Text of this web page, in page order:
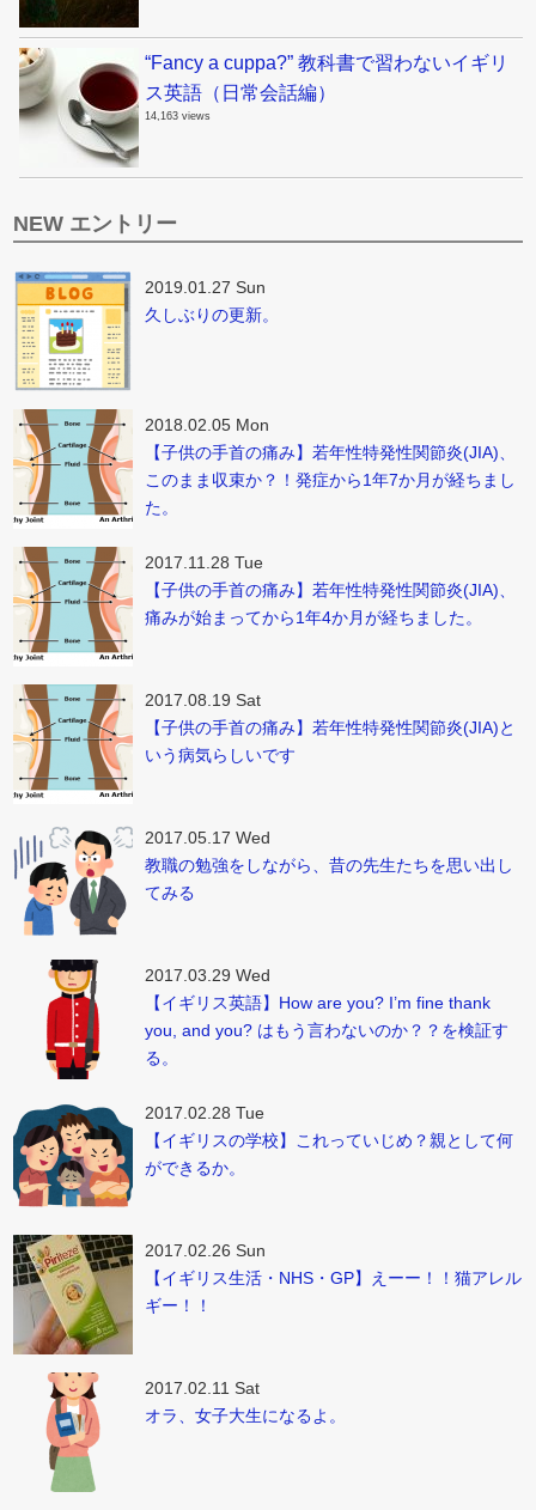
“Fancy a cuppa?” 教科書で習わないイギリ
ス英語（日常会話編）
14,163 views
NEW エントリー
2019.01.27 Sun
久しぶりの更新。
2018.02.05 Mon
【子供の手首の痛み】若年性特発性関節炎(JIA)、
このまま収束か？！発症から1年7か月が経ちまし
た。
2017.11.28 Tue
【子供の手首の痛み】若年性特発性関節炎(JIA)、
痛みが始まってから1年4か月が経ちました。
2017.08.19 Sat
【子供の手首の痛み】若年性特発性関節炎(JIA)と
いう病気らしいです
2017.05.17 Wed
教職の勉強をしながら、昔の先生たちを思い出し
てみる
2017.03.29 Wed
【イギリス英語】How are you? I’m fine thank
you, and you? はもう言わないのか？？を検証す
る。
2017.02.28 Tue
【イギリスの学校】これっていじめ？親として何
ができるか。
2017.02.26 Sun
【イギリス生活・NHS・GP】えーー！！猫アレル
ギー！！
2017.02.11 Sat
オラ、女子大生になるよ。